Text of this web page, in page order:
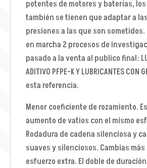
potentes de motores y baterías,
también se tienen que adaptar a
presiones a las que son
en marcha 2 procesos de
pasado a la venta al publico final:
ADITIVO PFPE-K Y LUBRICANTES CON
esta referencia.
Menor coeficiente de rozamiento.
aumento de vatios con el mismo
Rodadura de cadena silenciosa y
suaves y silenciosos. Cambias
esfuerzo extra. El doble de